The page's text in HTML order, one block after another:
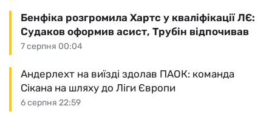
7 серпня 00:04
Бенфіка розгромила Хартс у кваліфікації ЛЄ:
Судаков оформив асист, Трубін відпочивав
6 серпня 22:59
Андерлехт на виїзді здолав ПАОК: команда
Сікана на шляху до Ліги Європи